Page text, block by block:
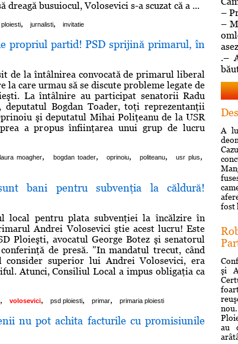
dreagă busuiocul, Volosevici s-a scuzat că a ...
, jurnalisti, invitatie
propriul partid! PSD sprijină primarul, în
de la întâlnirea convocată de primarul liberal
care urmau să se discute probleme legate de
La întâlnire au participat senatorii Radu
deputatul Bogdan Toader, toţi reprezentanţii
şi deputatul Mihai Poliţeanu de la USR
a propus înfiinţarea unui grup de lucru
moagher, bogdan toader, oprinoiu, politeanu, usr plus,
bani pentru subvenţia la căldură!
local pentru plata subvenţiei la încălzire în
Andrei Volosevici ştie acest lucru! Este
Ploieşti, avocatul George Botez şi senatorul
de presă. "In mandatul trecut, când
superior lui Andrei Volosevici, era
Atunci, Consiliul Local a impus obligaţia ca
, volosevici, psd ploiesti, primar, primaria ploiesti
nu pot achita facturile cu promisiunile
–
–
.–
A
fost
şi
au